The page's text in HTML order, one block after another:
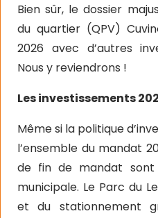
Bien sûr, le dossier
du quartier (QPV)
2026 avec d’autres
Nous y reviendrons !
Les investissements
Même si la politique
l’ensemble du mandat
de fin de mandat sont
municipale. Le Parc du
et du stationnement